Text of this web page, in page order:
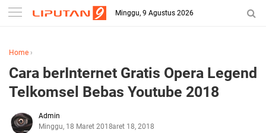
Minggu, 9 Agustus 2026
Home ›
Cara berInternet Gratis Opera Legend
Telkomsel Bebas Youtube 2018
Admin
Minggu, 18 Maret 2018Maret 18, 2018